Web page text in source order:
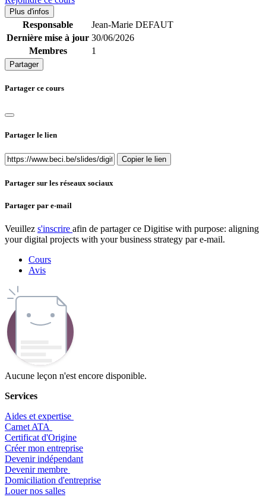
Plus d'infos
Responsable
Jean-Marie DEFAUT
Dernière mise à jour 30/06/2026
Membres
1
Partager
Partager ce cours
Partager le lien
Copier le lien
Partager sur les réseaux sociaux
Partager par e-mail
Veuillez s'inscrire afin de partager ce Digitise with purpose: aligning
your digital projects with your business strategy par e-mail.
Cours
Avis
Aucune leçon n'est encore disponible.
Services
Aides et expertise
​Carnet ATA
Certificat d'Origine
Créer mon entreprise
Devenir indépendant
Devenir membre
​Domiciliation d'entreprise
Louer nos salles